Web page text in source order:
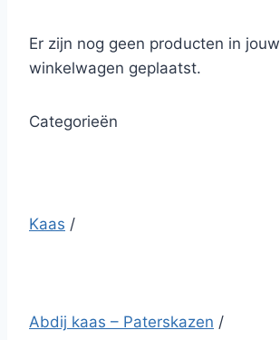
Er zijn nog geen producten in jouw
winkelwagen geplaatst.
Categorieën
Kaas /
Abdij kaas – Paterskazen /